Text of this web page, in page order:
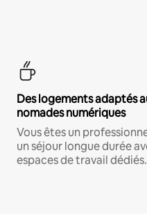
Des logements adaptés
nomades numériques
Vous êtes un
un séjour longue durée
espaces de travail dédiés.